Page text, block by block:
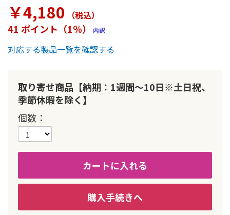
￥4,180 （税込）
41 ポイント（1％） 内訳
対応する製品一覧を確認する
取り寄せ商品【納期：1週間～10日※土日祝、
季節休暇を除く】
個数
カートに入れる
購入手続きへ
リ
ー
の
最
初
動
す
る